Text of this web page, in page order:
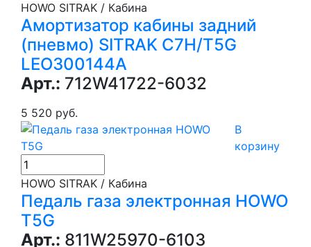
HOWO SITRAK / Кабина
Амортизатор кабины задний
(пневмо) SITRAK C7H/T5G
LEO300144A
Арт.: 712W41722-6032
5 520 руб.
В
корзину
HOWO SITRAK / Кабина
Педаль газа электронная HOWO
T5G
Арт.: 811W25970-6103